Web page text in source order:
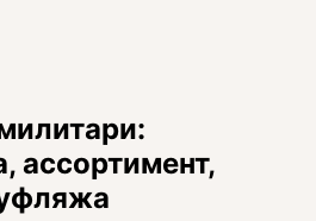
ассортимент,